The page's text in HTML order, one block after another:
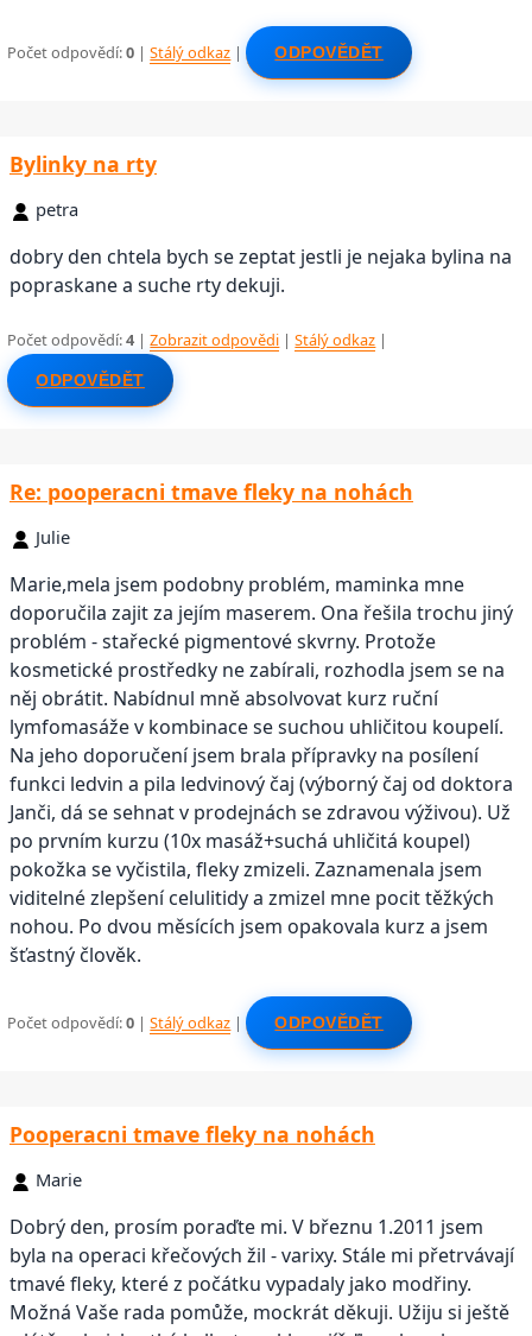
Počet odpovědí:0 |Stálý odkaz | ODPOVĚDĚT
Bylinky na rty
petra
dobry den chtela bych se zeptat jestli je nejaka bylina na
popraskane a suche rty dekuji.
Počet odpovědí:4 |Zobrazit odpovědi |Stálý odkaz |
ODPOVĚDĚT
Re: pooperacni tmave fleky na nohách
Julie
Marie,mela jsem podobny problém, maminka mne
doporučila zajit za jejím maserem. Ona řešila trochu jiný
problém - stařecké pigmentové skvrny. Protože
kosmetické prostředky ne zabírali, rozhodla jsem se na
něj obrátit. Nabídnul mně absolvovat kurz ruční
lymfomasáže v kombinace se suchou uhličitou koupelí.
Na jeho doporučení jsem brala přípravky na posílení
funkci ledvin a pila ledvinový čaj (výborný čaj od doktora
Janči, dá se sehnat v prodejnách se zdravou výživou). Už
po prvním kurzu (10x masáž+suchá uhličitá koupel)
pokožka se vyčistila, fleky zmizeli. Zaznamenala jsem
viditelné zlepšení celulitidy a zmizel mne pocit těžkých
nohou. Po dvou měsících jsem opakovala kurz a jsem
šťastný člověk.
Počet odpovědí:0 |Stálý odkaz | ODPOVĚDĚT
Pooperacni tmave fleky na nohách
Marie
Dobrý den, prosím poraďte mi. V březnu 1.2011 jsem
byla na operaci křečových žil - varixy. Stále mi přetrvávají
tmavé fleky, které z počátku vypadaly jako modřiny.
Možná Vaše rada pomůže, mockrát děkuji. Užiju si ještě